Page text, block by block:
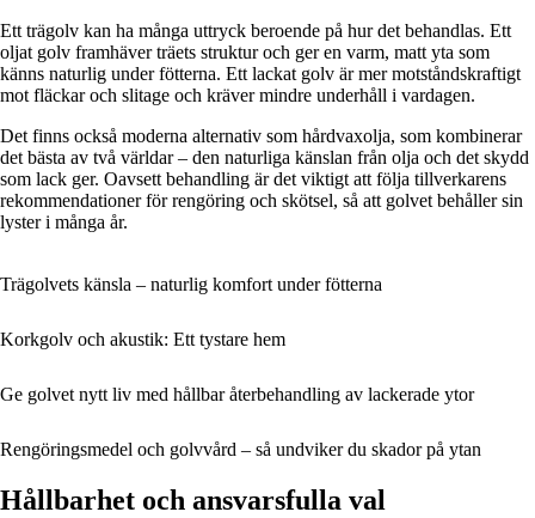
Ett trägolv kan ha många uttryck beroende på hur det behandlas. Ett
oljat golv framhäver träets struktur och ger en varm, matt yta som
känns naturlig under fötterna. Ett lackat golv är mer motståndskraftigt
mot fläckar och slitage och kräver mindre underhåll i vardagen.
Det finns också moderna alternativ som hårdvaxolja, som kombinerar
det bästa av två världar – den naturliga känslan från olja och det skydd
som lack ger. Oavsett behandling är det viktigt att följa tillverkarens
rekommendationer för rengöring och skötsel, så att golvet behåller sin
lyster i många år.
Trägolvets känsla – naturlig komfort under fötterna
Korkgolv och akustik: Ett tystare hem
Ge golvet nytt liv med hållbar återbehandling av lackerade ytor
Rengöringsmedel och golvvård – så undviker du skador på ytan
Hållbarhet och ansvarsfulla val